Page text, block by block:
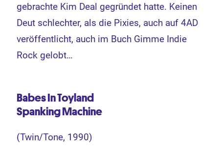
gebrachte Kim Deal gegründet hatte. Keinen
Deut schlechter, als die Pixies, auch auf 4AD
veröffentlicht, auch im Buch Gimme Indie
Rock gelobt…
Babes In Toyland
Spanking Machine
(Twin/Tone, 1990)